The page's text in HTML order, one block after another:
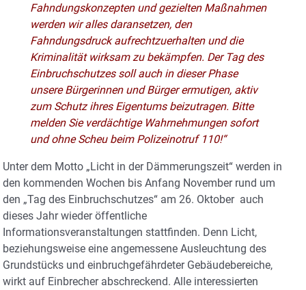
Fahndungskonzepten und gezielten Maßnahmen
werden wir alles daransetzen, den
Fahndungsdruck aufrechtzuerhalten und die
Kriminalität wirksam zu bekämpfen. Der Tag des
Einbruchschutzes soll auch in dieser Phase
unsere Bürgerinnen und Bürger ermutigen, aktiv
zum Schutz ihres Eigentums beizutragen. Bitte
melden Sie verdächtige Wahrnehmungen sofort
und ohne Scheu beim Polizeinotruf 110!“
Unter dem Motto „Licht in der Dämmerungszeit“ werden in
den kommenden Wochen bis Anfang November rund um
den „Tag des Einbruchschutzes“ am 26. Oktober auch
dieses Jahr wieder öffentliche
Informationsveranstaltungen stattfinden. Denn Licht,
beziehungsweise eine angemessene Ausleuchtung des
Grundstücks und einbruchgefährdeter Gebäudebereiche,
wirkt auf Einbrecher abschreckend. Alle interessierten